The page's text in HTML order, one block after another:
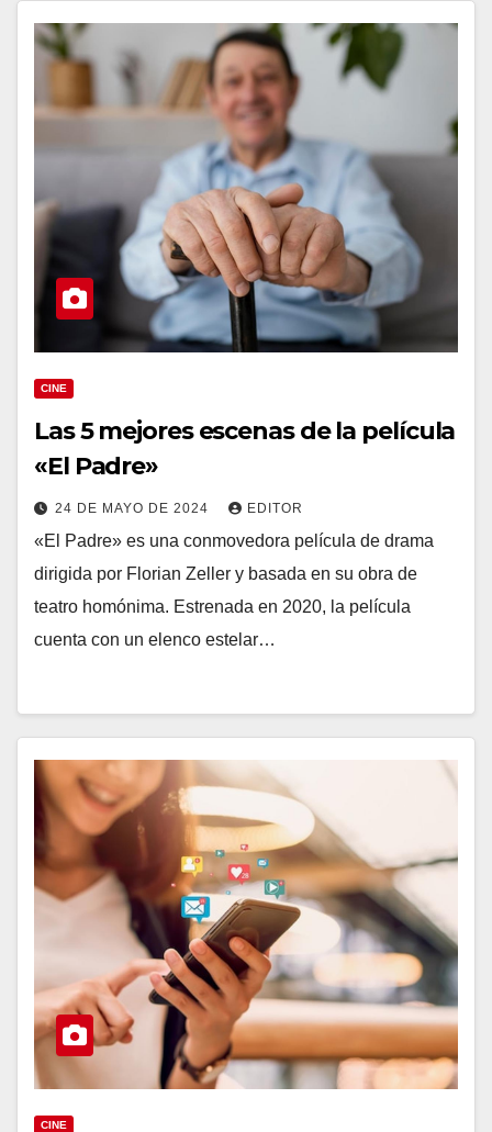
CINE
Las 5 mejores escenas de la película
«El Padre»
24 DE MAYO DE 2024 EDITOR
«El Padre» es una conmovedora película de drama
dirigida por Florian Zeller y basada en su obra de
teatro homónima. Estrenada en 2020, la película
cuenta con un elenco estelar…
CINE